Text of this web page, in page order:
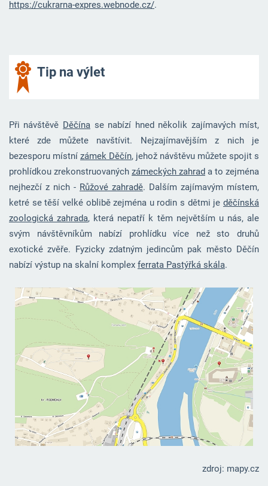
https://cukrarna-expres.webnode.cz/.
Tip na výlet
Při návštěvě Děčína se nabízí hned několik zajímavých míst,
které zde můžete navštívit. Nejzajímavějším z nich je
bezesporu místní zámek Děčín, jehož návštěvu můžete spojit s
prohlídkou zrekonstruovaných zámeckých zahrad a to zejména
nejhezčí z nich - Růžové zahradě. Dalším zajímavým místem,
ketré se těší velké oblibě zejména u rodin s dětmi jeděčínská
zoologická zahrada, která nepatří k těm největším u nás, ale
svým návštěvníkům nabízí prohlídku více než sto druhů
exotické zvěře. Fyzicky zdatným jedincům pak město Děčín
nabízí výstup na skalní komplex ferrata Pastýřká skála.
zdroj: mapy.cz